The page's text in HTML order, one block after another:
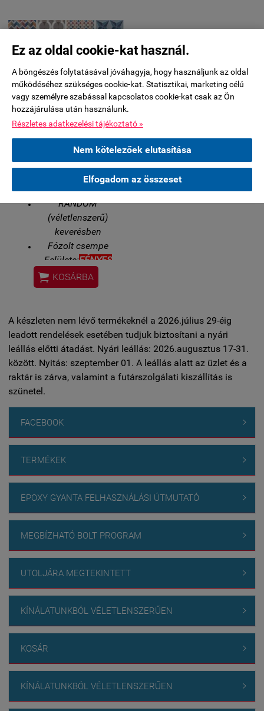
Ez az oldal cookie-kat használ.
A böngészés folytatásával jóváhagyja, hogy használjunk az oldal
működéséhez szükséges cookie-kat. Statisztikai, marketing célú
vagy személyre szabással kapcsolatos cookie-kat csak az Ön
hozzájárulása után használunk.
Részletes adatkezelési tájékoztató »
Nem kötelezőek elutasítása
Elfogadom az összeset
2-3 HÉT BESZÁLLÍTÁSI IDŐ
DEKOR COLOURS metró csempe
AKTUÁLIS ÁR:
(14 815 Ft / KISZERELÉS)
RANDOM
(véletlenszerű)
keverésben
Fózolt csempe
Felülete:FÉNYES
Méret: 7.5x15 cm
 KOSÁRBA
A készleten nem lévő termékeknél a 2026.július 29-éig
leadott rendelések esetében tudjuk biztosítani a nyári
leállás előtti átadást. Nyári leállás: 2026.augusztus 17-31.
között. Nyitás: szeptember 01. A leállás alatt az üzlet és a
raktár is zárva, valamint a futárszolgálati kiszállítás is
szünetel.
FACEBOOK 
TERMÉKEK 
EPOXY GYANTA FELHASZNÁLÁSI ÚTMUTATÓ 
MEGBÍZHATÓ BOLT PROGRAM 
UTOLJÁRA MEGTEKINTETT 
KÍNÁLATUNKBÓL VÉLETLENSZERŰEN 
KOSÁR 
KÍNÁLATUNKBÓL VÉLETLENSZERŰEN 